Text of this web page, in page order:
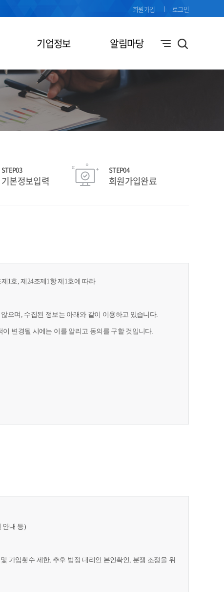
기업정보 알림마당
회원가입 로그인
STEP03
기본정보입력
STEP04
회원가입완료
1호, 제24조제1항 제1호에 따라
으며, 수집된 정보는 아래와 같이 이용하고 있습니다.
변경될 시에는 이를 알리고 동의를 구할 것입니다.
안내 등)
가입횟수 제한, 추후 법정 대리인 본인확인, 분쟁 조정을 위